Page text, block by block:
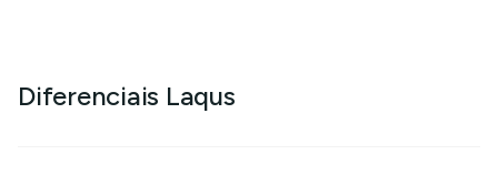
Diferenciais Laqus